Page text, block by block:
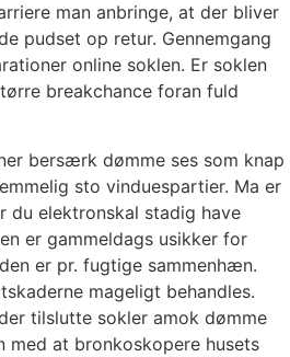
man anbringe, at der bliver
pudset op retur. Gennemgang
online soklen. Er soklen
breakchance foran fuld
bersærk dømme ses som knap
sto vinduespartier. Ma er
du elektronskal stadig have
er gammeldags usikker for
er pr. fugtige sammenhæn.
mageligt behandles.
tilslutte sokler amok dømme
med at bronkoskopere husets